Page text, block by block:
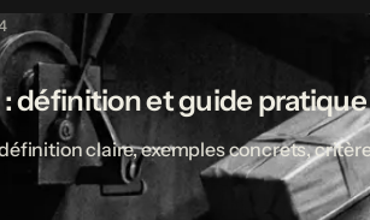
définition et guide pratique
claire, exemples concrets,